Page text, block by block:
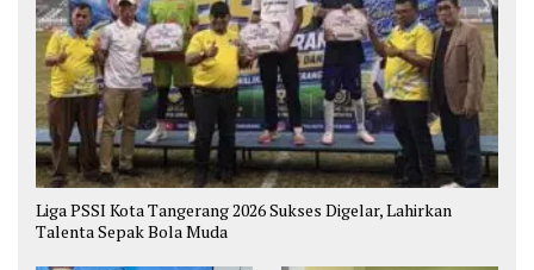
Liga PSSI Kota Tangerang 2026 Sukses Digelar, Lahirkan
Talenta Sepak Bola Muda